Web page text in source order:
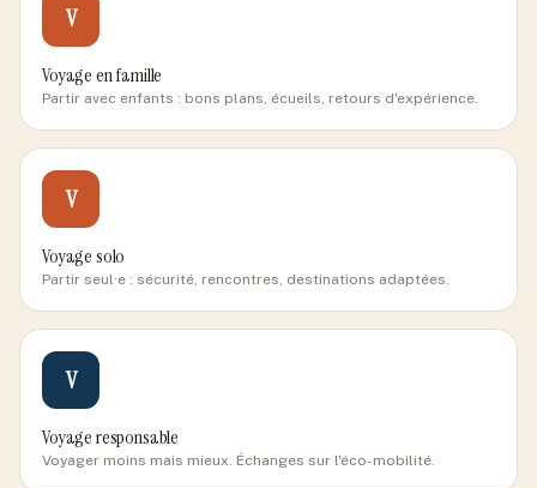
V
Voyage en famille
Partir avec enfants : bons plans, écueils, retours d'expérience.
V
Voyage solo
Partir seul·e : sécurité, rencontres, destinations adaptées.
V
Voyage responsable
Voyager moins mais mieux. Échanges sur l'éco-mobilité.